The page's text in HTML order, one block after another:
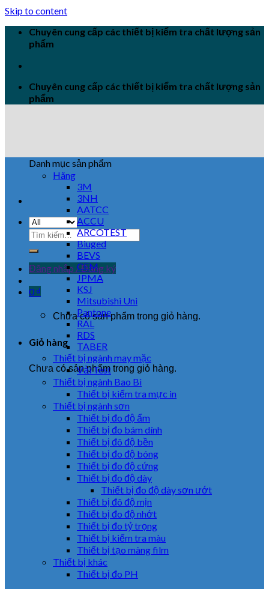
Skip to content
Chuyên cung cấp các thiết bị kiểm tra chất lượng sản
phẩm
Chuyên cung cấp các thiết bị kiểm tra chất lượng sản
phẩm
Đăng nhập / Đăng ký
0 ₫
Chưa có sản phẩm trong giỏ hàng.
Giỏ hàng
Chưa có sản phẩm trong giỏ hàng.
Danh mục sản phẩm
Hãng
3M
3NH
AATCC
ACCU
ARCOTEST
Biuged
BEVS
CEM
JPMA
KSJ
Mitsubishi Uni
Pantone
RAL
RDS
TABER
Thiết bị ngành may mặc
Vải Test
Thiết bị ngành Bao Bì
Thiết bị kiểm tra mực in
Thiết bị ngành sơn
Thiết bị đo độ ẩm
Thiết bị đo bám dính
Thiết bị đô độ bền
Thiết bị đo độ bóng
Thiết bị đo độ cứng
Thiết bị đo độ dày
Thiết bị đo độ dày sơn ướt
Thiết bị đô độ mịn
Thiết bị đo độ nhớt
Thiết bị đo tỷ trọng
Thiết bị kiểm tra màu
Thiết bị tạo màng film
Thiết bị khác
Thiết bị đo PH